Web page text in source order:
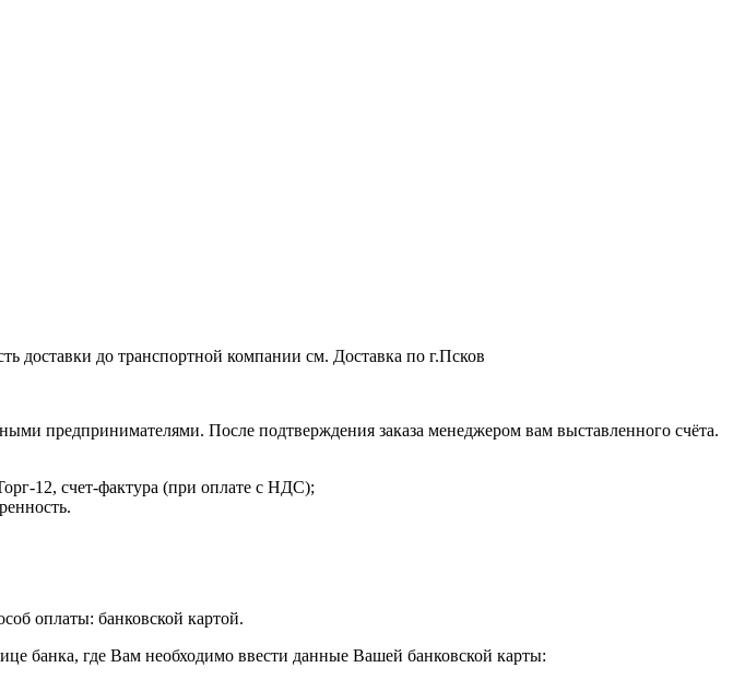
доставки до транспортной компании см. Доставка по г.Псков
предпринимателями. После подтверждения заказа менеджером вам выставленного счёта.
12, счет-фактура (при оплате с НДС);
оплаты: банковской картой.
банка, где Вам необходимо ввести данные Вашей банковской карты: